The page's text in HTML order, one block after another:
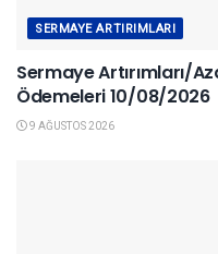
SERMAYE ARTIRIMLARI
Sermaye Artırımları/
Ödemeleri 10/08/2026
9 AĞUSTOS 2026